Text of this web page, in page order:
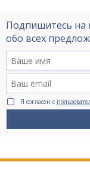
Подпишитесь на
обо всех
Я согласен с